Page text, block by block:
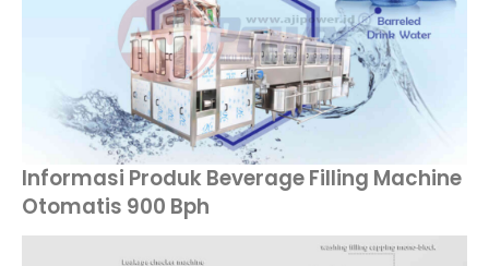
Informasi Produk Beverage Filling Machine
Otomatis 900 Bph